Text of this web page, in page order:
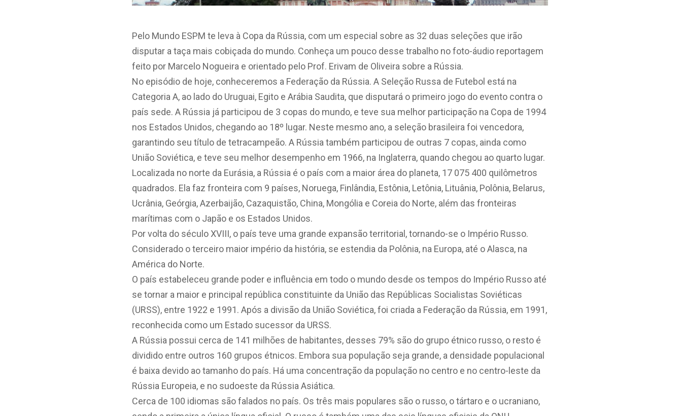
Pelo Mundo ESPM te leva à Copa da Rússia, com um especial sobre as 32 duas seleções que irão
disputar a taça mais cobiçada do mundo. Conheça um pouco desse trabalho no foto-áudio reportagem
feito por Marcelo Nogueira e orientado pelo Prof. Erivam de Oliveira sobre a Rússia.
No episódio de hoje, conheceremos a Federação da Rússia. A Seleção Russa de Futebol está na
Categoria A, ao lado do Uruguai, Egito e Arábia Saudita, que disputará o primeiro jogo do evento contra o
país sede. A Rússia já participou de 3 copas do mundo, e teve sua melhor participação na Copa de 1994
nos Estados Unidos, chegando ao 18º lugar. Neste mesmo ano, a seleção brasileira foi vencedora,
garantindo seu título de tetracampeão. A Rússia também participou de outras 7 copas, ainda como
União Soviética, e teve seu melhor desempenho em 1966, na Inglaterra, quando chegou ao quarto lugar.
Localizada no norte da Eurásia, a Rússia é o país com a maior área do planeta, 17 075 400 quilômetros
quadrados. Ela faz fronteira com 9 países, Noruega, Finlândia, Estônia, Letônia, Lituânia, Polônia, Belarus,
Ucrânia, Geórgia, Azerbaijão, Cazaquistão, China, Mongólia e Coreia do Norte, além das fronteiras
marítimas com o Japão e os Estados Unidos.
Por volta do século XVIII, o país teve uma grande expansão territorial, tornando-se o Império Russo.
Considerado o terceiro maior império da história, se estendia da Polônia, na Europa, até o Alasca, na
América do Norte.
O país estabeleceu grande poder e influência em todo o mundo desde os tempos do Império Russo até
se tornar a maior e principal república constituinte da União das Repúblicas Socialistas Soviéticas
(URSS), entre 1922 e 1991. Após a divisão da União Soviética, foi criada a Federação da Rússia, em 1991,
reconhecida como um Estado sucessor da URSS.
A Rússia possui cerca de 141 milhões de habitantes, desses 79% são do grupo étnico russo, o resto é
dividido entre outros 160 grupos étnicos. Embora sua população seja grande, a densidade populacional
é baixa devido ao tamanho do país. Há uma concentração da população no centro e no centro-leste da
Rússia Europeia, e no sudoeste da Rússia Asiática.
Cerca de 100 idiomas são falados no país. Os três mais populares são o russo, o tártaro e o ucraniano,